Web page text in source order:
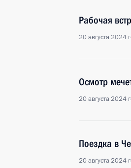
Рабочая
20 августа 2024
Осмотр
20 августа 2024
Поездка в
20 августа 2024